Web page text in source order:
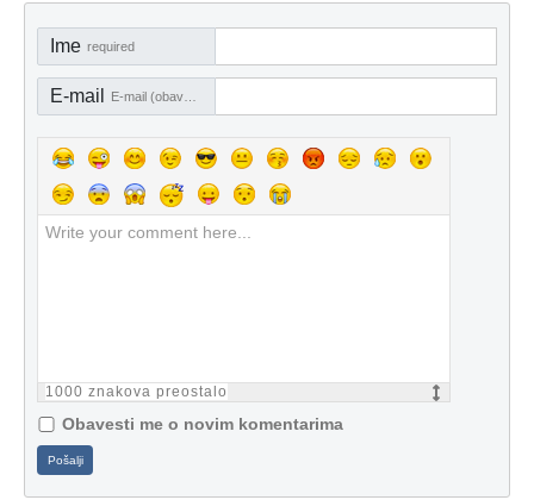
Ime required
E-mail
1000 znakova preostalo
Obavesti me o novim komentarima
Pošalji